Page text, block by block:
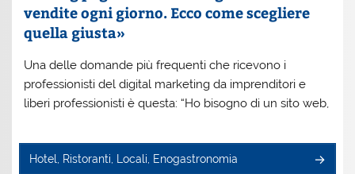
vendite ogni giorno. Ecco come scegliere
quella giusta»
Una delle domande più frequenti che ricevono i
professionisti del digital marketing da imprenditori e
liberi professionisti è questa: “Ho bisogno di un sito web,
Hotel, Ristoranti, Locali, Enogastronomia